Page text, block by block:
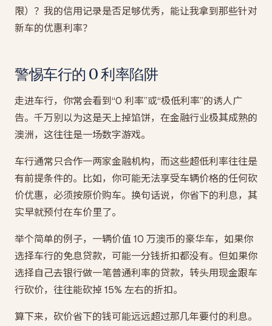
限）？我的信用记录是否足够优秀，能让我拿到那些针对
新车的优惠利率？
警惕车行的 0 利率陷阱
走进车行，你常会看到“0 利率”或“极低利率”的诱人广
告。千万别以为这是天上掉馅饼，在金融行业极其成熟的
澳洲，这往往是一场数字游戏。
车行通常只合作一两家金融机构，而这些超低利率往往是
有前提条件的。比如，你可能无法享受车辆价格的任何砍
价优惠，必须按原价购车。换句话说，你省下的利息，其
实早就预付在车价里了。
举个简单的例子，一辆价值 10 万澳币的豪华车，如果你
选择车行的免息贷款，可能一分钱折扣都没有。但如果你
选择自己去银行做一笔普通利率的贷款，转头用现金跟车
行砍价，往往能砍掉 15% 左右的折扣。
算下来，砍价省下的钱可能远远超过那几年要付的利息。